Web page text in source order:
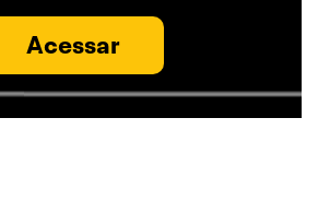
Acessar